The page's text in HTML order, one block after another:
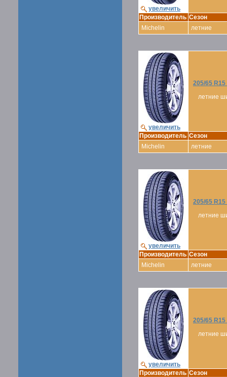
увеличить
Производитель Сезон
Michelin
летние
увеличить
205/65 R15
летние
Производитель Сезон
Michelin
летние
увеличить
205/65 R15
летние
Производитель Сезон
Michelin
летние
увеличить
205/65 R15
летние
Производитель Сезон